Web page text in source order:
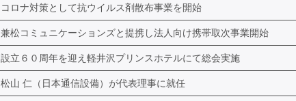
コロナ対策として抗ウイルス剤散布事業を開始
兼松コミュニケーションズと提携し法人向け携帯取次事業開始
設立６０周年を迎え軽井沢プリンスホテルにて総会実施
松山 仁（日本通信設備）が代表理事に就任